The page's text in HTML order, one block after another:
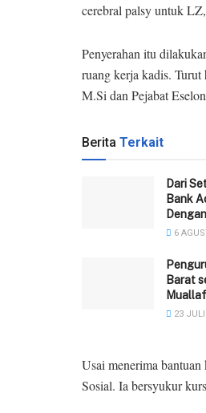
cerebral palsy untuk
Penyerahan itu
ruang kerja kadis.
M.Si dan Pejabat
Berita Terkait
Dari
Bank
6
Barat
Muallaf
23
Usai menerima
Sosial. Ia bersyukur